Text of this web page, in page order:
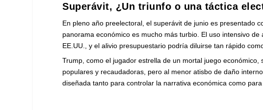
Superávit, ¿Un triunfo o una táctica
En pleno año preelectoral, el superávit de junio es presentado
panorama económico es mucho más turbio. El uso intensivo
EE.UU., y el alivio presupuestario podría diluirse tan rápido
Trump, como el jugador estrella de un mortal juego
populares y recaudadoras, pero al menor atisbo de daño
diseñada tanto para controlar la narrativa económica como